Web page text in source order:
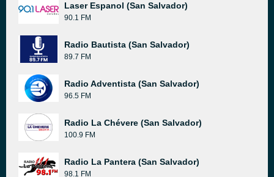
Laser Espanol (San Salvador)
90.1 FM
Radio Bautista (San Salvador)
89.7 FM
Radio Adventista (San Salvador)
96.5 FM
Radio La Chévere (San Salvador)
100.9 FM
Radio La Pantera (San Salvador)
98.1 FM